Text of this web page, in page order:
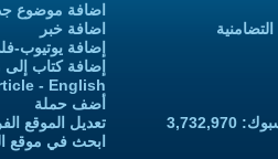
اضافة موضوع
اضافة خبر
إضافة يوتيوب-
إضافة كتاب إلى
- English
أضف حملة
تعديل الموقع
ابحث في موقع